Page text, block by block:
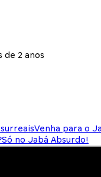
de 2 anos
Venha para o
Só no Jabá Absurdo!